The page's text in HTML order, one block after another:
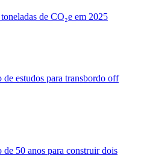
de CO₂e em 2025
de estudos para transbordo off
50 anos para construir dois